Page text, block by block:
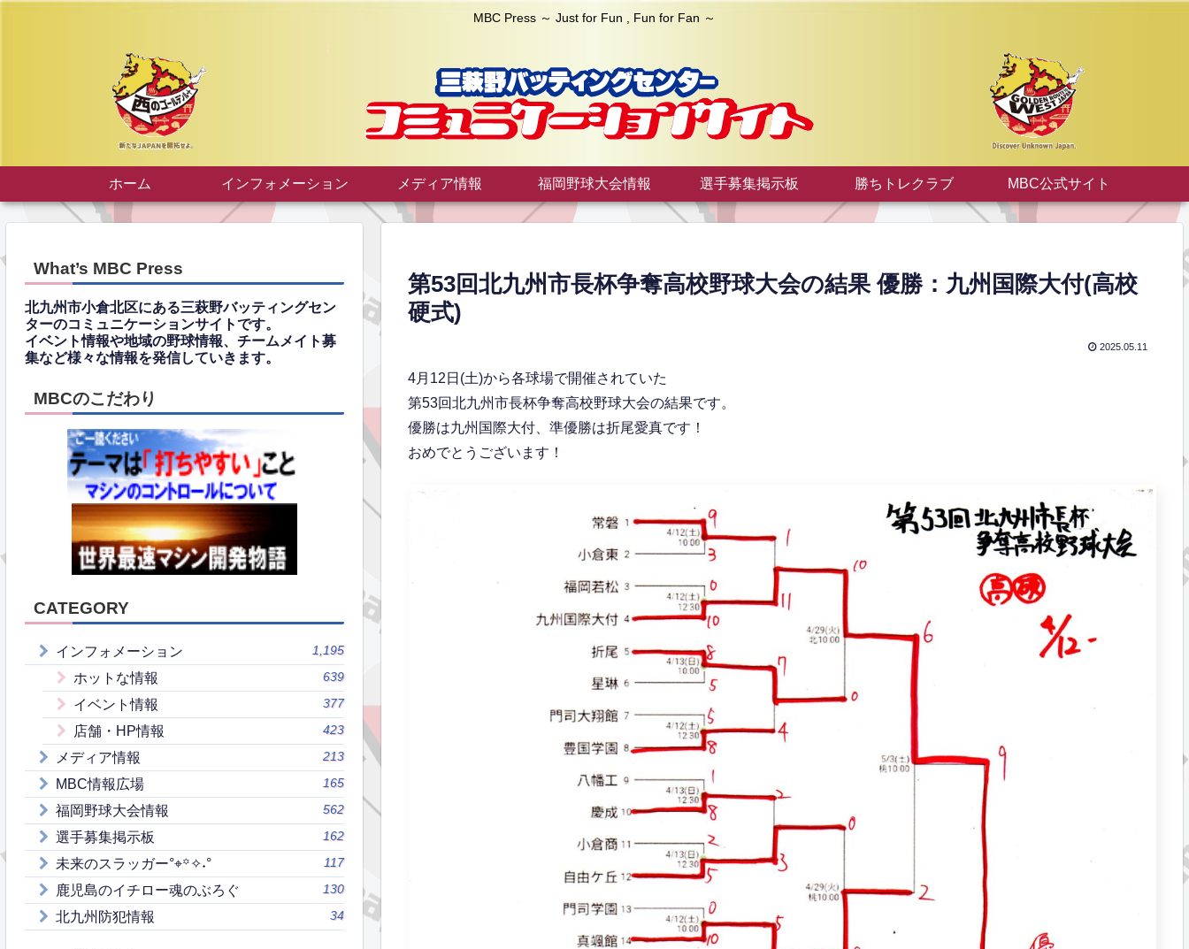
MBC Press ～ Just for Fun , Fun for Fan ～
ホーム インフォメーション メディア情報 福岡野球大会情報 選手募集掲示板 勝ちトレクラブ MBC公式サイト
第53回北九州市長杯争奪高校野球大会の結果 優勝：九州国際大付(高校
硬式)
2025.05.11
4月12日(土)から各球場で開催されていた
第53回北九州市長杯争奪高校野球大会の結果です。
優勝は九州国際大付、準優勝は折尾愛真です！
おめでとうございます！
What’s MBC Press
北九州市小倉北区にある三萩野バッティングセン
ターのコミュニケーションサイトです。
イベント情報や地域の野球情報、チームメイト募
集など様々な情報を発信していきます。
MBCのこだわり
CATEGORY
インフォメーション 1,195
ホットな情報 639
イベント情報 377
店舗・HP情報 423
メディア情報 213
MBC情報広場 165
福岡野球大会情報 562
選手募集掲示板 162
未来のスラッガー°⌖꙳✧˖° 117
鹿児島のイチロー魂のぶろぐ 130
北九州防犯情報 34